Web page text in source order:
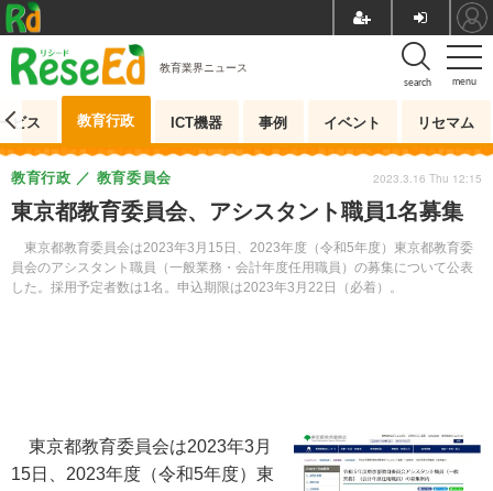
menu
search
教育業界ニュース
ビス 教育行政 ICT機器 事例 イベント リセマム
東京都教育委員会、アシスタント職員1名募集
東京都教育委員会は2023年3月15日、2023年度（令和5年度）東京都教育委
員会のアシスタント職員（一般業務・会計年度任用職員）の募集について公表
した。採用予定者数は1名。申込期限は2023年3月22日（必着）。
教育行政 教育委員会 2023.3.16 Thu 12:15
東京都教育委員会は2023年3月
15日、2023年度（令和5年度）東